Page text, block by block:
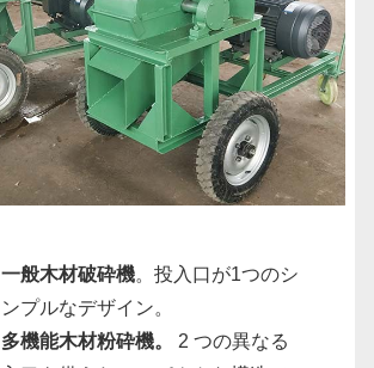
一般木材破砕機。投入口が1つのシ
ンプルなデザイン。
多機能木材粉砕機。
2 つの異なる